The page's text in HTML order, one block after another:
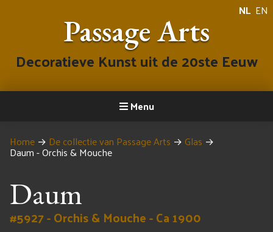
NL EN
Passage Arts
Decoratieve Kunst uit de 20ste Eeuw
Menu
Home → De collectie van Passage Arts → Glas →
Daum - Orchis & Mouche
Daum
#5927 - Orchis & Mouche - Ca 1900